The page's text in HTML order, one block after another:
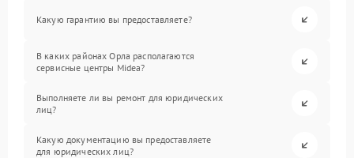
Какую гарантию вы предоставляете?
В каких районах Орла располагаются
сервисные центры Midea?
Выполняете ли вы ремонт для юридических
лиц?
Какую документацию вы предоставляете
для юридических лиц?